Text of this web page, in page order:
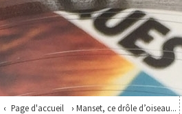
Page d'accueil Manset, ce drôle d’oiseau...